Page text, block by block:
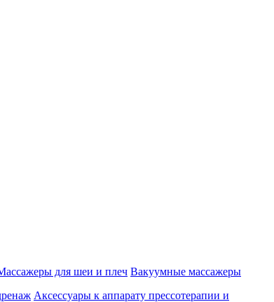
для шеи и плеч Вакуумные массажеры
Аксессуары к аппарату прессотерапии и